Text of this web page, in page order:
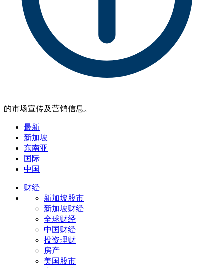
的市场宣传及营销信息。
最新
新加坡
东南亚
国际
中国
财经
新加坡股市
新加坡财经
全球财经
中国财经
投资理财
房产
美国股市